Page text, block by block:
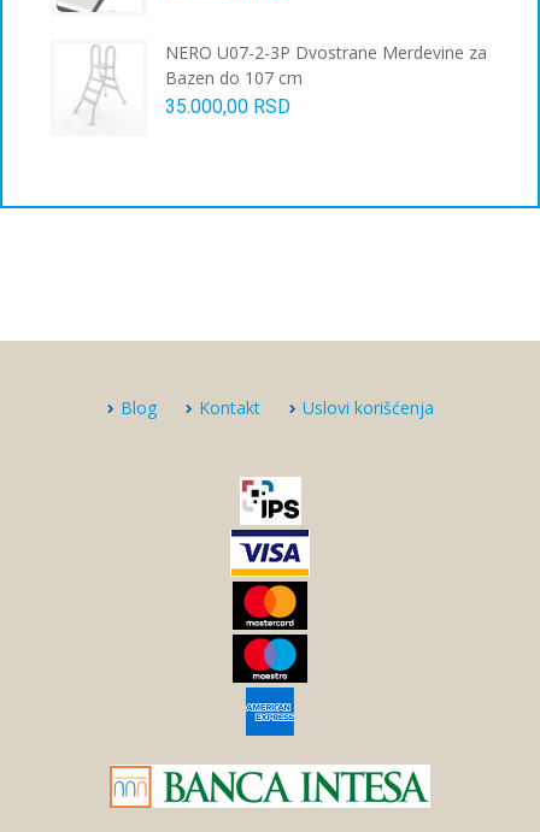
NERO U07-2-3P Dvostrane Merdevine za
Bazen do 107 cm
35.000,00 RSD
Blog Kontakt Uslovi korišćenja